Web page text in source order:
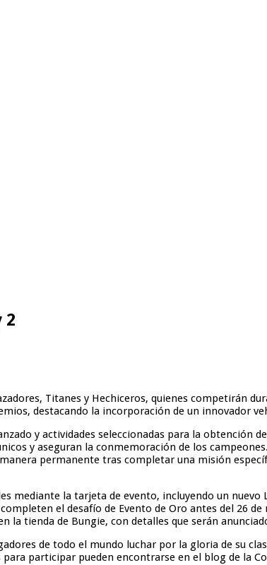
2
Titanes y Hechiceros, quienes competirán
destacando la incorporación de un innovador
y actividades seleccionadas para la obtención
y aseguran la conmemoración de los
permanente tras completar una misión
mediante la tarjeta de evento, incluyendo un nuevo
el desafío de Evento de Oro antes del 26
la tienda de Bungie, con detalles que serán
de todo el mundo luchar por la gloria de su
participar pueden encontrarse en el blog de la